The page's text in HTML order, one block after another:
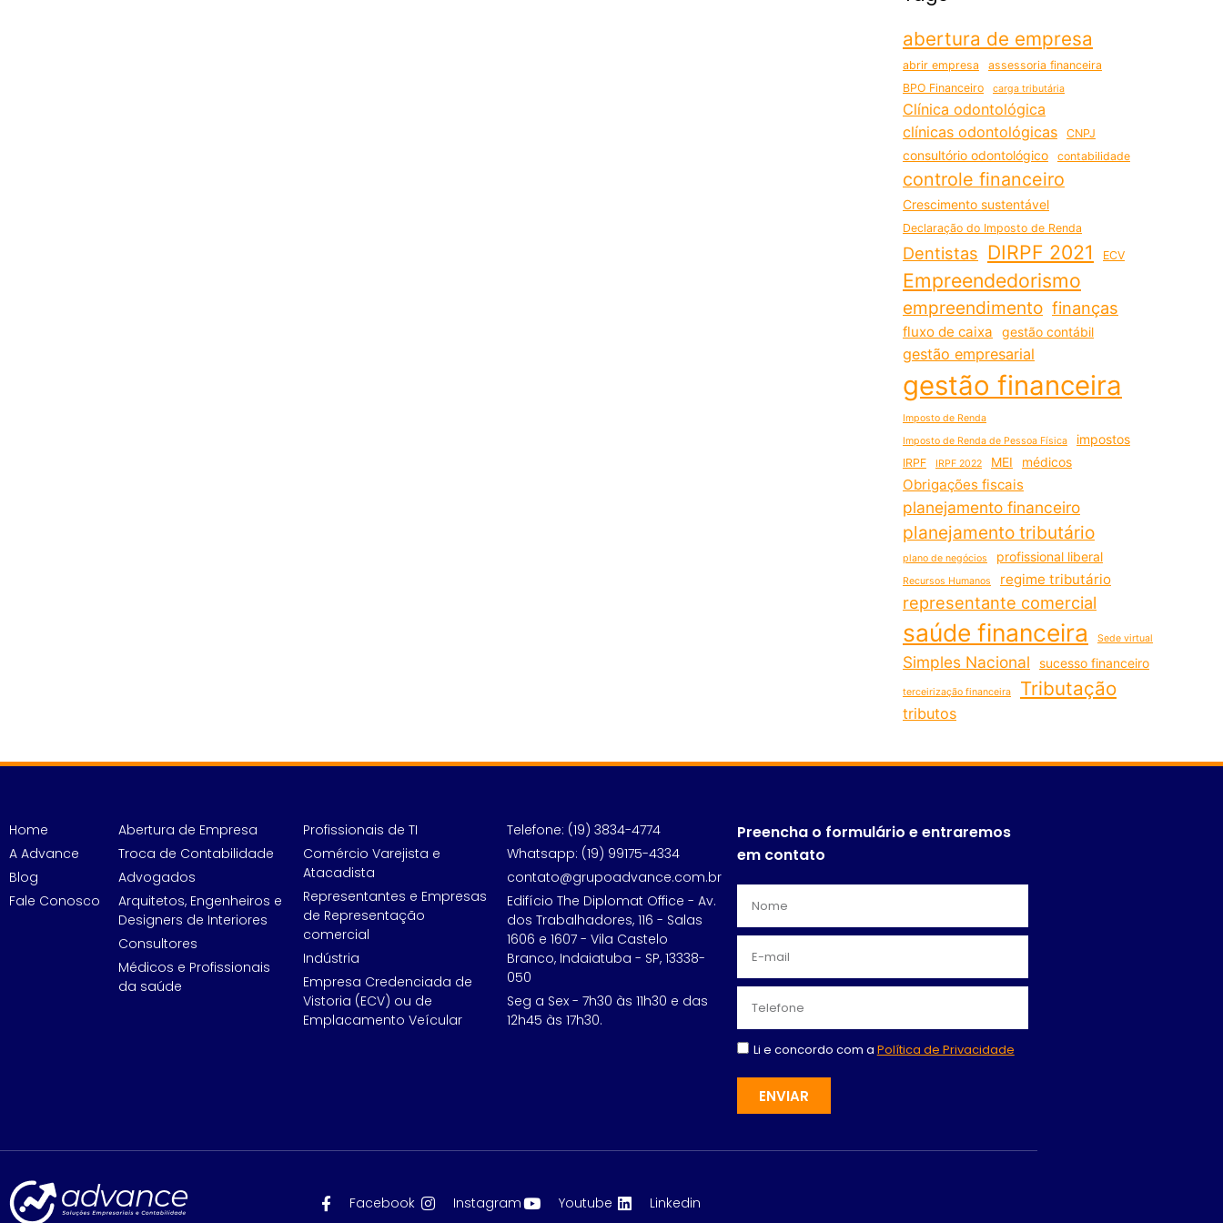
abertura de empresa
abrir empresa
assessoria financeira
BPO Financeiro
carga tributária
Clínica odontológica
clínicas odontológicas
CNPJ
consultório odontológico contabilidade
controle financeiro
Crescimento sustentável
Declaração do Imposto de Renda
Dentistas DIRPF 2021 ECV
Empreendedorismo
empreendimento finanças
fluxo de caixa gestão contábil
gestão empresarial
gestão financeira
Imposto de Renda
Imposto de Renda de Pessoa Física
impostos
IRPF IRPF 2022 MEI médicos
Obrigações fiscais
planejamento financeiro
planejamento tributário
plano de negócios profissional liberal
Recursos Humanos regime tributário
representante comercial
saúde financeira Sede virtual
Simples Nacional sucesso financeiro
terceirização financeira Tributação
tributos
Home
A Advance
Blog
Fale Conosco
Abertura de Empresa
Troca de Contabilidade
Advogados
Arquitetos, Engenheiros e
Designers de Interiores
Consultores
Médicos e Profissionais
da saúde
Profissionais de TI
Comércio Varejista e
Atacadista
Representantes e Empresas
de Representação
comercial
Indústria
Empresa Credenciada de
Vistoria (ECV) ou de
Emplacamento Veícular
Telefone: (19) 3834-4774
Whatsapp: (19) 99175-4334
contato@grupoadvance.com.br
Edifício The Diplomat Office - Av.
dos Trabalhadores, 116 - Salas
1606 e 1607 - Vila Castelo
Branco, Indaiatuba - SP, 13338-
050
Seg a Sex - 7h30 às 11h30 e das
12h45 às 17h30.
Preencha o formulário e entraremos
em contato
Li e concordo com a Política de Privacidade
ENVIAR
Facebook Instagram Youtube Linkedin